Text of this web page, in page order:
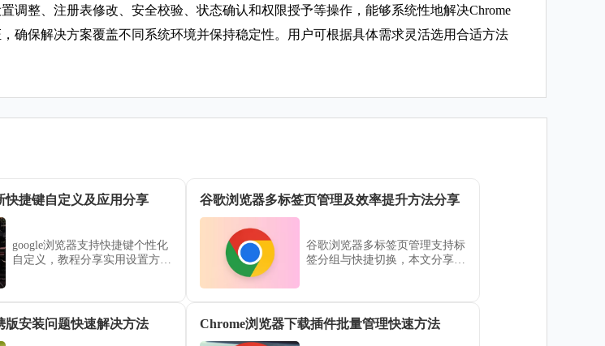
调整、注册表修改、安全校验、状态确认和权限授予等操作，能够系统性地解决Chrome
确保解决方案覆盖不同系统环境并保持稳定性。用户可根据具体需求灵活选用合适方法
快捷键自定义及应用分享
google浏览器支持快捷键个性化
自定义，教程分享实用设置方法
谷歌浏览器多标签页管理及效率提升方法分享
谷歌浏览器多标签页管理支持标
签分组与快捷切换，本文分享实
版安装问题快速解决方法 Chrome浏览器下载插件批量管理快速方法